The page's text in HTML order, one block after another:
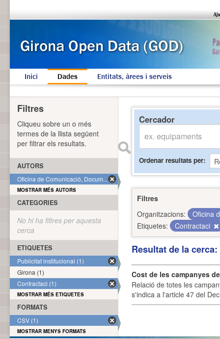
Inici Dades Entitats, àrees i serveis
Cercador
Ordenar resultats per
Filtres
Organitzacions:
Oficina
Etiquetes:
Contractaci
Resultat de la
Cost de les campanyes
Relació de totes les
s'indica a l'article 47 del
Filtres
Cliqueu sobre un o més
termes de la llista següent
per filtrar els resultats.
AUTORS
Oficina de Comunicació, Docum... (1)
MOSTRAR MÉS AUTORS
CATEGORIES
No hi ha filtres per aquesta
cerca
ETIQUETES
Publicitat institucional (1)
Girona (1)
Contractaci (1)
MOSTRAR MÉS ETIQUETES
FORMATS
CSV (1)
MOSTRAR MENYS FORMATS